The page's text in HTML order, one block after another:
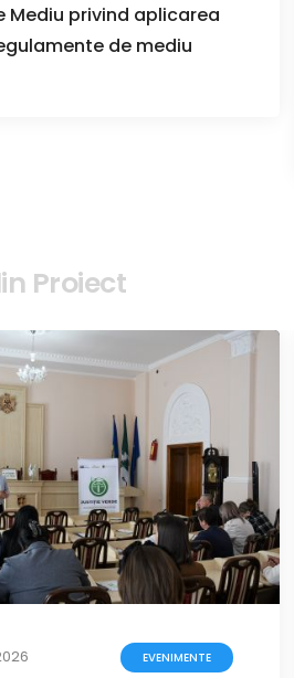
Mediu privind aplicarea
de mediu
Proiect
EVENIMENTE